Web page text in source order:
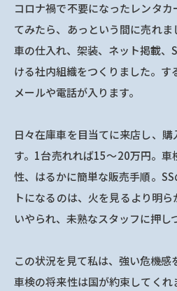
コロナ禍で不要になったレンタ
てみたら、あっという間に売れ
車の仕入れ、架装、ネット掲載、
ける社内組織をつくりました。す
メールや電話が入ります。
日々在庫車を目当てに来店し、
す。1台売れれば15～20万円。
性、はるかに簡単な販売手順。
トになるのは、火を見るより明
いやられ、未熟なスタッフに押し
この状況を見て私は、強い危機感
車検の将来性は国が約束してく